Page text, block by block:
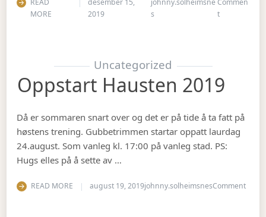
READ
MORE
desember 15,
2019
johnny.solheimsne
s
Commen
ton
Uncategorized
Oppstart Hausten 2019
Då er sommaren snart over og det er på tide å ta fatt på
høstens trening. Gubbetrimmen startar oppatt laurdag
24.august. Som vanleg kl. 17:00 på vanleg stad. PS:
Hugs elles på å sette av …
READ MORE august 19, 2019johnny.solheimsnesCommenton